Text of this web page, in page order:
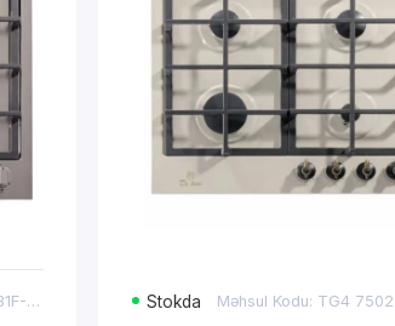
Məhsul Kodu: TG4 750231F-070 Stokda